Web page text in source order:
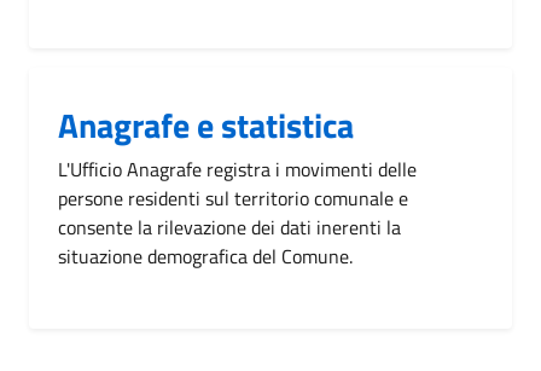
Anagrafe e statistica
L'Ufficio Anagrafe registra i movimenti delle
persone residenti sul territorio comunale e
consente la rilevazione dei dati inerenti la
situazione demografica del Comune.